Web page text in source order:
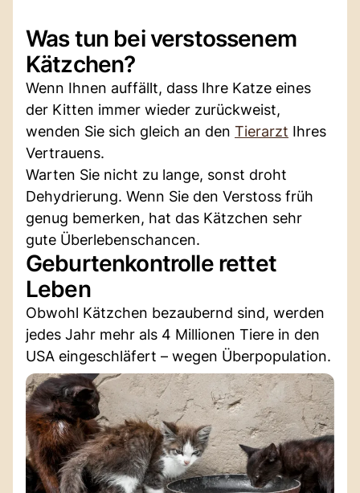
Was tun bei verstossenem
Kätzchen?
Wenn Ihnen auffällt, dass Ihre Katze eines
der Kitten immer wieder zurückweist,
wenden Sie sich gleich an den Tierarzt Ihres
Vertrauens.
Warten Sie nicht zu lange, sonst droht
Dehydrierung. Wenn Sie den Verstoss früh
genug bemerken, hat das Kätzchen sehr
gute Überlebenschancen.
Geburtenkontrolle rettet
Leben
Obwohl Kätzchen bezaubernd sind, werden
jedes Jahr mehr als 4 Millionen Tiere in den
USA eingeschläfert – wegen Überpopulation.